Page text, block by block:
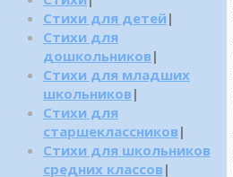
Стихи для детей |
Стихи для
дошкольников |
Стихи для младших
школьников |
Стихи для
старшеклассников |
Стихи для школьников
средних классов |